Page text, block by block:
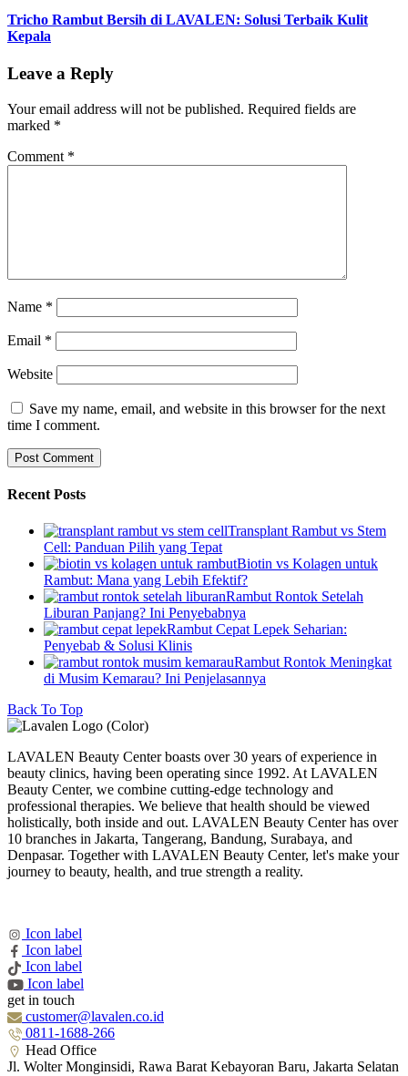
Tricho Rambut Bersih di LAVALEN: Solusi Terbaik Kulit
Kepala
Leave a Reply
Your email address will not be published. Required fields are
marked *
Comment *
Name *
Email *
Website
Save my name, email, and website in this browser for the next
time I comment.
Recent Posts
Transplant Rambut vs Stem
Cell: Panduan Pilih yang Tepat
Biotin vs Kolagen untuk
Rambut: Mana yang Lebih Efektif?
Rambut Rontok Setelah
Liburan Panjang? Ini Penyebabnya
Rambut Cepat Lepek Seharian:
Penyebab & Solusi Klinis
Rambut Rontok Meningkat
di Musim Kemarau? Ini Penjelasannya
Back To Top
LAVALEN Beauty Center boasts over 30 years of experience in
beauty clinics, having been operating since 1992. At LAVALEN
Beauty Center, we combine cutting-edge technology and
professional therapies. We believe that health should be viewed
holistically, both inside and out. LAVALEN Beauty Center has over
10 branches in Jakarta, Tangerang, Bandung, Surabaya, and
Denpasar. Together with LAVALEN Beauty Center, let's make your
journey to beauty, health, and true strength a reality.
Icon label
Icon label
Icon label
Icon label
get in touch
customer@lavalen.co.id
0811-1688-266
Head Office
Jl. Wolter Monginsidi, Rawa Barat Kebayoran Baru, Jakarta Selatan